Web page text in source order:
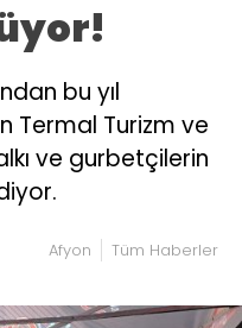
bu yıl
Termal Turizm ve
ve gurbetçilerin
Afyon Tüm Haberler